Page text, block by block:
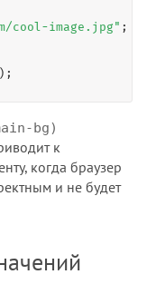
cool-image.jpg" ;
bg)
к
когда браузер
и не будет